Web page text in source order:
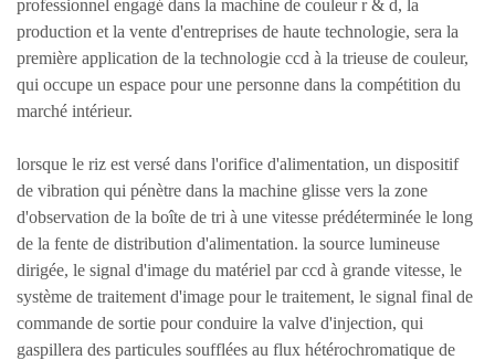
professionnel engagé dans la machine de couleur r & d, la
production et la vente d'entreprises de haute technologie, sera la
première application de la technologie ccd à la trieuse de couleur,
qui occupe un espace pour une personne dans la compétition du
marché intérieur.
lorsque le riz est versé dans l'orifice d'alimentation, un dispositif
de vibration qui pénètre dans la machine glisse vers la zone
d'observation de la boîte de tri à une vitesse prédéterminée le long
de la fente de distribution d'alimentation. la source lumineuse
dirigée, le signal d'image du matériel par ccd à grande vitesse, le
système de traitement d'image pour le traitement, le signal final de
commande de sortie pour conduire la valve d'injection, qui
gaspillera des particules soufflées au flux hétérochromatique de